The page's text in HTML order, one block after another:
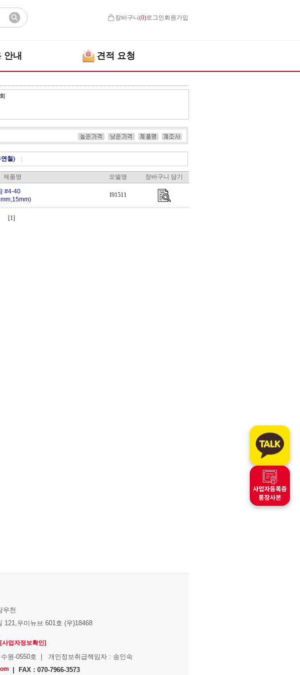
장바구니(0)로그인 회원가입
안내 견적 요청
철)
제품명 모델명 장바구니 담기
#4-40
I91511
[1]
천
121,우미뉴브 601호 (우)18468
[사업자정보확인]
수원-0550호 | 개인정보취급책임자 : 송인숙
| FAX : 070-7966-3573